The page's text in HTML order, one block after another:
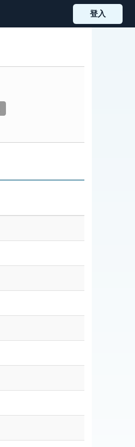
登入